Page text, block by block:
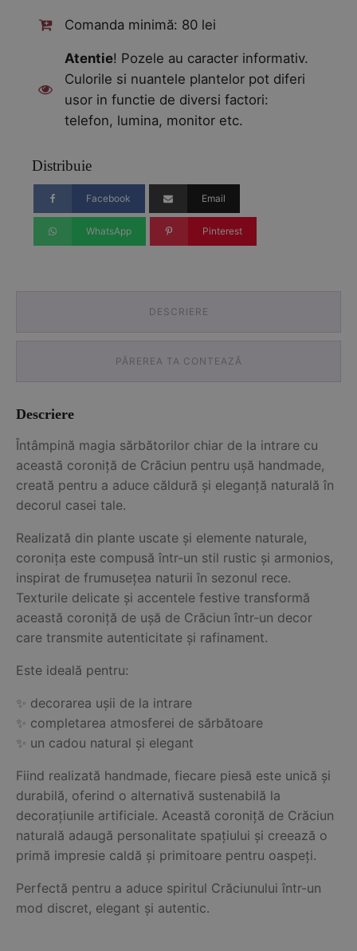
Comanda minimă: 80 lei
Atentie! Pozele au caracter informativ.
Culorile si nuantele plantelor pot diferi
usor in functie de diversi factori:
telefon, lumina, monitor etc.
Distribuie
Facebook Email
WhatsApp Pinterest
DESCRIERE
PĂREREA TA CONTEAZĂ
Descriere
Întâmpină magia sărbătorilor chiar de la intrare cu
această coroniță de Crăciun pentru ușă handmade,
creată pentru a aduce căldură și eleganță naturală în
decorul casei tale.
Realizată din plante uscate și elemente naturale,
coronița este compusă într-un stil rustic și armonios,
inspirat de frumusețea naturii în sezonul rece.
Texturile delicate și accentele festive transformă
această coroniță de ușă de Crăciun într-un decor
care transmite autenticitate și rafinament.
Este ideală pentru:
✨ decorarea ușii de la intrare
✨ completarea atmosferei de sărbătoare
✨ un cadou natural și elegant
Fiind realizată handmade, fiecare piesă este unică și
durabilă, oferind o alternativă sustenabilă la
decorațiunile artificiale. Această coroniță de Crăciun
naturală adaugă personalitate spațiului și creează o
primă impresie caldă și primitoare pentru oaspeți.
Perfectă pentru a aduce spiritul Crăciunului într-un
mod discret, elegant și autentic.